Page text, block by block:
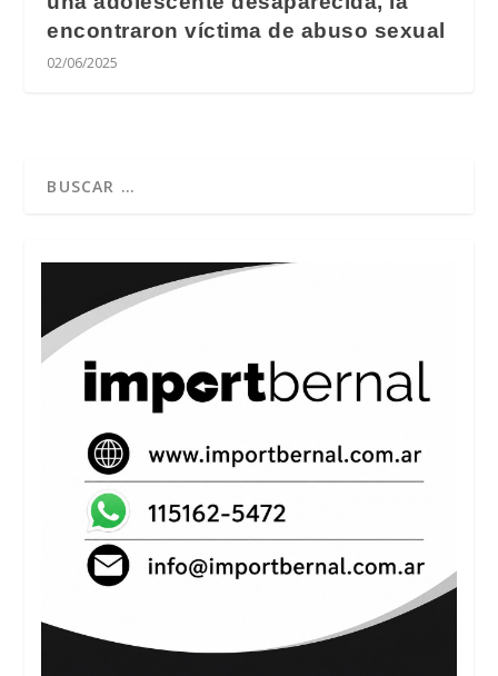
encontraron víctima de abuso sexual
02/06/2025